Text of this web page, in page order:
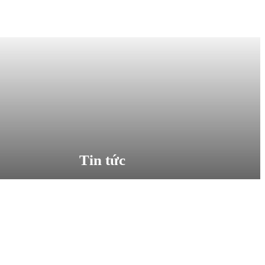
Tin tức